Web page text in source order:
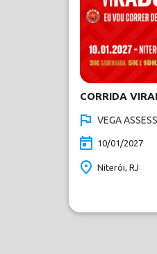
CORRIDA
VEGA
10/01/2027
Niterói, RJ